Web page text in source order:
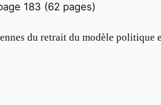
183 (62 pages)
du retrait du modèle politique